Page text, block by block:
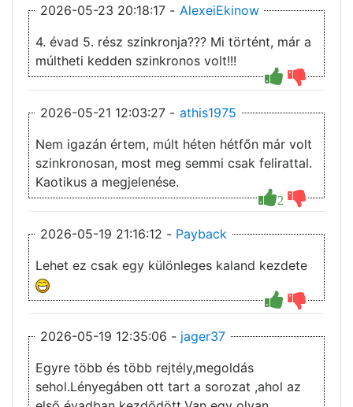
2026-05-23 20:18:17 - AlexeiEkinow
4. évad 5. rész szinkronja??? Mi történt, már a
múltheti kedden szinkronos volt!!!
2026-05-21 12:03:27 - athis1975
2
Nem igazán értem, múlt héten hétfőn már volt
szinkronosan, most meg semmi csak felirattal.
Kaotikus a megjelenése.
2026-05-19 21:16:12 - Payback
Lehet ez csak egy különleges kaland kezdete
2026-05-19 12:35:06 - jager37
Egyre több és több rejtély,megoldás
sehol.Lényegáben ott tart a sorozat ,ahol az